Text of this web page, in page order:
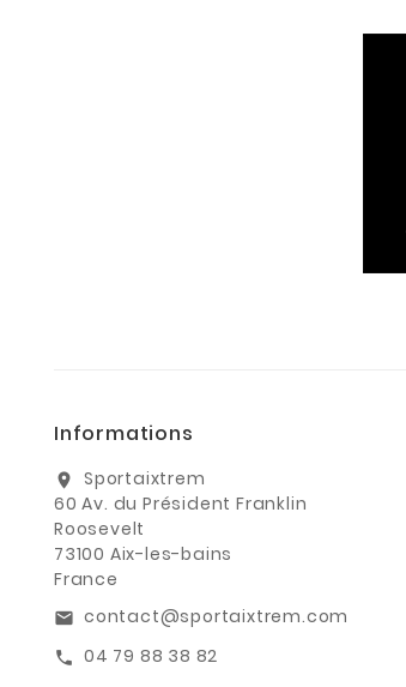
Informations
location_on
Sportaixtrem
60 Av. du Président Franklin
Roosevelt
73100 Aix-les-bains
France
email contact@sportaixtrem.com
call 04 79 88 38 82